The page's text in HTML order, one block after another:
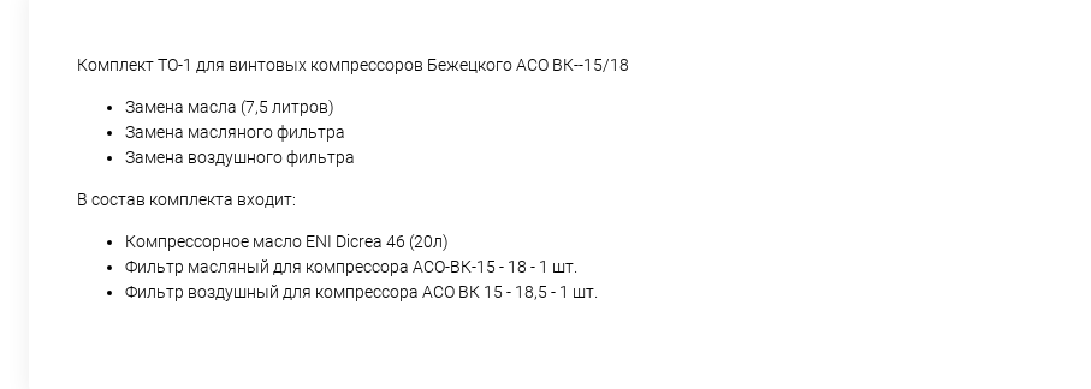
Комплект ТО-1 для винтовых компрессоров Бежецкого АСО ВК--15/18
Замена масла (7,5 литров)
Замена масляного фильтра
Замена воздушного фильтра
В состав комплекта входит:
Компрессорное масло ENI Dicrea 46 (20л)
Фильтр масляный для компрессора АСО-ВК-15 - 18 - 1 шт.
Фильтр воздушный для компрессора АСО ВК 15 - 18,5 - 1 шт.